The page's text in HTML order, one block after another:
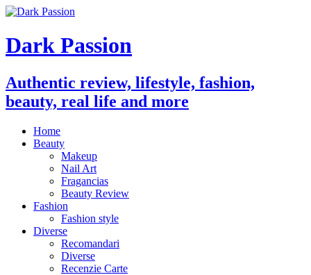
Dark Passion
Authentic review, lifestyle, fashion,
beauty, real life and more
Home
Beauty
Makeup
Nail Art
Fragancias
Beauty Review
Fashion
Fashion style
Diverse
Recomandari
Diverse
Recenzie Carte